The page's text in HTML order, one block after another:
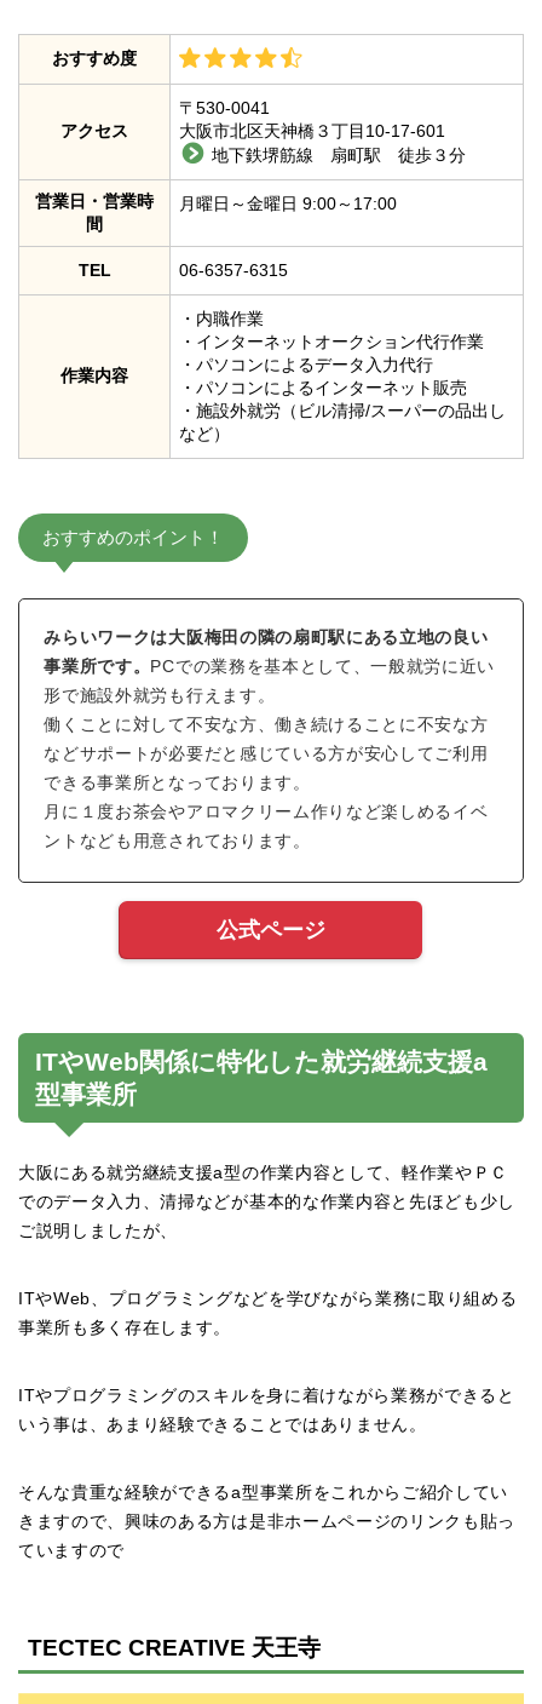
おすすめ度
アクセス
〒530-0041
大阪市北区天神橋３丁目10-17-601
地下鉄堺筋線 扇町駅 徒歩３分
営業日・営業時
間
月曜日～金曜日 9:00～17:00
TEL 06-6357-6315
作業内容
・内職作業
・インターネットオークション代行作業
・パソコンによるデータ入力代行
・パソコンによるインターネット販売
・施設外就労（ビル清掃/スーパーの品出し
など）
おすすめのポイント！
みらいワークは大阪梅田の隣の扇町駅にある立地の良い
事業所です。
PCでの業務を基本として、一般就労に近い
形で施設外就労も行えます。
働くことに対して不安な方、働き続けることに不安な方
などサポートが必要だと感じている方が安心してご利用
できる事業所となっております。
月に１度お茶会やアロマクリーム作りなど楽しめるイベ
ントなども用意されております。
公式ページ
ITやWeb関係に特化した就労継続支援a
型事業所
大阪にある就労継続支援a型の作業内容として、軽作業やＰＣ
でのデータ入力、清掃などが基本的な作業内容と先ほども少し
ご説明しましたが、
ITやWeb、プログラミングなどを学びながら業務に取り組める
事業所も多く存在します。
ITやプログラミングのスキルを身に着けながら業務ができると
いう事は、あまり経験できることではありません。
そんな貴重な経験ができるa型事業所をこれからご紹介してい
きますので、興味のある方は是非ホームページのリンクも貼っ
ていますので
TECTEC CREATIVE 天王寺